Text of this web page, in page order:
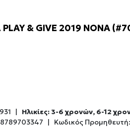
PLAY & GIVE 2019 ΝΟΝΑ
|
Ηλικίες: 3-6 χρονών, 6-12
| Κωδικός